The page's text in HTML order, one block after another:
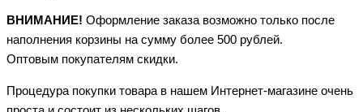
ВНИМАНИЕ! Оформление заказа возможно только после
наполнения корзины на сумму более 500 рублей.
Оптовым покупателям скидки.
Процедура покупки товара в нашем Интернет-магазине очень